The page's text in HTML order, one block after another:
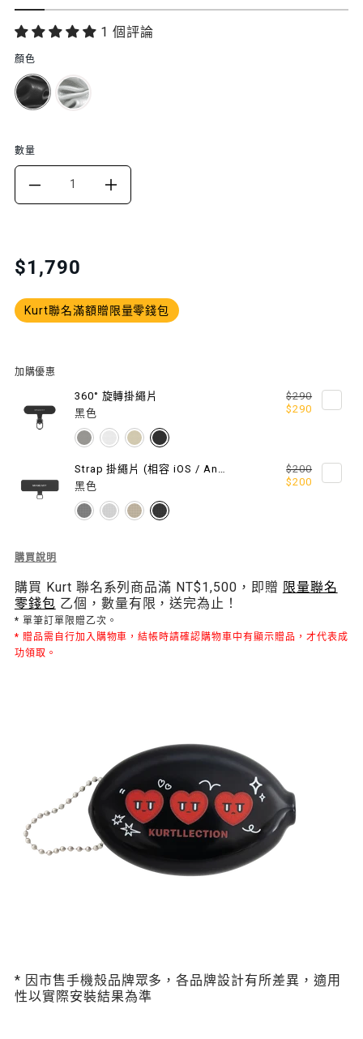
功
能
特
1 個評論
Translation
missing:
zh-
TW.products.product.price.regular_price
$1,790
Kurt聯名滿額贈限量零錢包
顏色
數量
DECREASE
FOR
愛
繩
INCREASE
愛
加購優惠
360° 旋轉掛繩片
黑色
$290
$290
黑色
$200
$200
Description
Kurt
愛
掛
繩
購買說明
購買 Kurt 聯名系列商品滿 NT$1,500，即贈 限量聯名
零錢包 乙個，數量有限，送完為止！
* 單筆訂單限贈乙次。
* 贈品需自行加入購物車，結帳時請確認購物車中有顯示贈品，才代表成
功領取。
* 因市售手機殼品牌眾多，各品牌設計有所差異，適用
性以實際安裝結果為準